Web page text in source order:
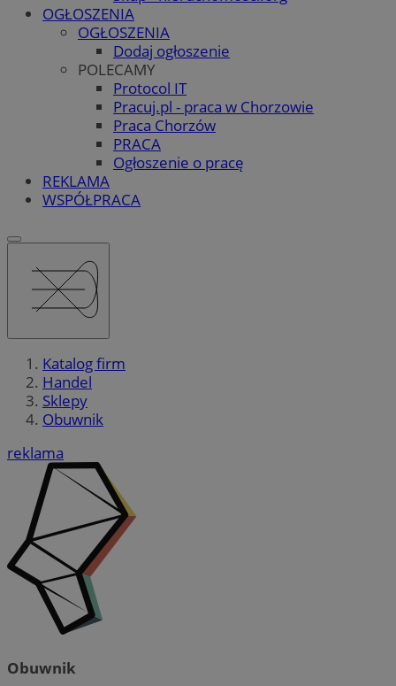
OGŁOSZENIA
OGŁOSZENIA
Dodaj ogłoszenie
POLECAMY
Protocol IT
Pracuj.pl - praca w Chorzowie
Praca Chorzów
PRACA
Ogłoszenie o pracę
REKLAMA
WSPÓŁPRACA
Katalog firm
Handel
Sklepy
Obuwnik
reklama
Obuwnik